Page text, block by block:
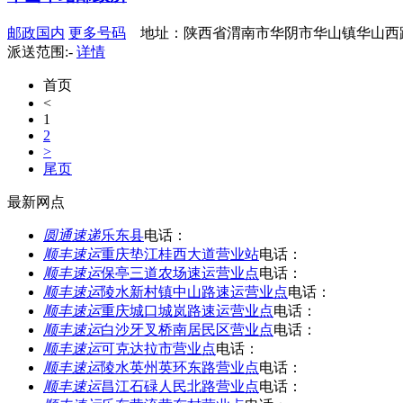
邮政国内 更多号码 地址：陕西省渭南市华阴市华山镇华山西
派送范围:- 详情
首页
<
1
2
>
尾页
最新网点
圆通速递乐东县电话：
顺丰速运重庆垫江桂西大道营业站电话：
顺丰速运保亭三道农场速运营业点电话：
顺丰速运陵水新村镇中山路速运营业点电话：
顺丰速运重庆城口城岚路速运营业点电话：
顺丰速运白沙牙叉桥南居民区营业点电话：
顺丰速运可克达拉市营业点电话：
顺丰速运陵水英州英环东路营业点电话：
顺丰速运昌江石碌人民北路营业点电话：